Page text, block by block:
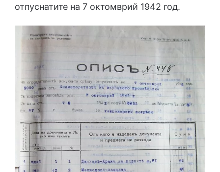
отпуснатите на 7 октомврий 1942 год.